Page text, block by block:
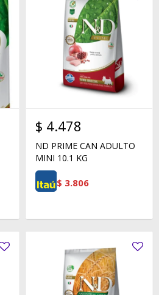
$ 4.478
ND PRIME CAN ADULTO
MINI 10.1 KG
$ 3.806